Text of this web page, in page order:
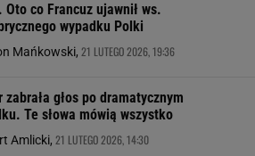
Oto co Francuz ujawnił ws.
wypadku Polki
Mańkowski, 21 LUTEGO 2026, 19:36
zabrała głos po dramatycznym
Te słowa mówią wszystko
Amlicki, 21 LUTEGO 2026, 14:30